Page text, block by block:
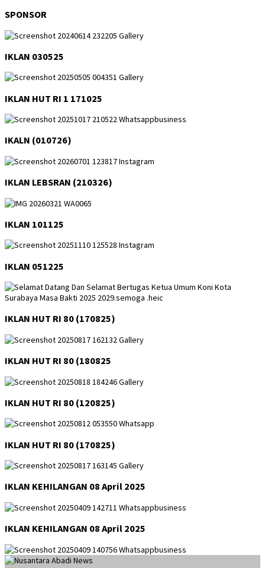
SPONSOR
IKLAN 030525
IKLAN HUT RI 1 171025
IKALN (010726)
IKLAN LEBSRAN (210326)
IKLAN 101125
IKLAN 051225
IKLAN HUT RI 80 (170825)
IKLAN HUT RI 80 (180825
IKLAN HUT RI 80 (120825)
IKLAN HUT RI 80 (170825)
IKLAN KEHILANGAN 08 April 2025
IKLAN KEHILANGAN 08 April 2025